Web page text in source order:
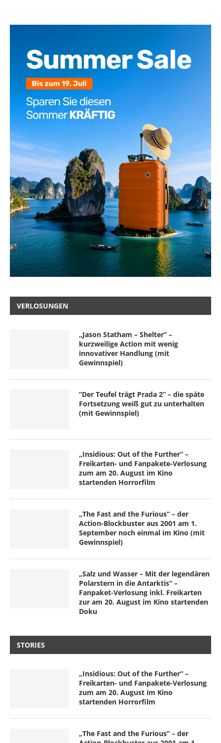
VERLOSUNGEN
„Jason Statham – Shelter“ –
kurzweilige Action mit wenig
innovativer Handlung (mit
Gewinnspiel)
“Der Teufel trägt Prada 2” – die späte
Fortsetzung weiß gut zu unterhalten
(mit Gewinnspiel)
„Insidious: Out of the Further“ –
Freikarten- und Fanpakete-Verlosung
zum am 20. August im Kino
startenden Horrorfilm
„The Fast and the Furious“ – der
Action-Blockbuster aus 2001 am 1.
September noch einmal im Kino (mit
Gewinnspiel)
„Salz und Wasser – Mit der legendären
Polarstern in die Antarktis“ –
Fanpaket-Verlosung inkl. Freikarten
zur am 20. August im Kino startenden
Doku
STORIES
„Insidious: Out of the Further“ –
Freikarten- und Fanpakete-Verlosung
zum am 20. August im Kino
startenden Horrorfilm
„The Fast and the Furious“ – der